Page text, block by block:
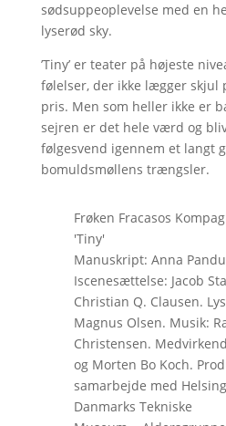
sødsuppeoplevelse med en
lyserød sky.
’Tiny’ er teater på højeste
følelser, der ikke lægger skjul
pris. Men som heller ikke er
sejren er det hele værd og
følgesvend igennem et langt
bomuldsmøllens trængsler.
Frøken Fracasos
'Tiny'
Manuskript: Anna
Iscenesættelse: Jacob
Christian Q. Clausen.
Magnus Olsen. Musik:
Christensen.
og Morten Bo Koch.
samarbejde med
Danmarks Tekniske